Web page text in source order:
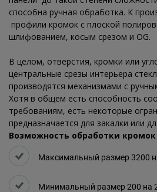
способна ручная обработка. К
профили кромок с плоской
шлифованием, косым срезом и OG.
В целом, отверстия, кромки или
центральные срезы интерьера
производятся механизмами с
Хотя в общем есть способность
требованиям, есть некоторые
предназначается для закалки или
Возможность обработки кромок
Максимальный размер 3200
Минимальный размер 200 на